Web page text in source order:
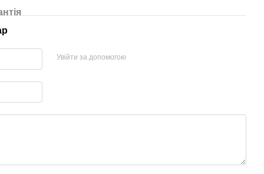
Увійти за допомогою